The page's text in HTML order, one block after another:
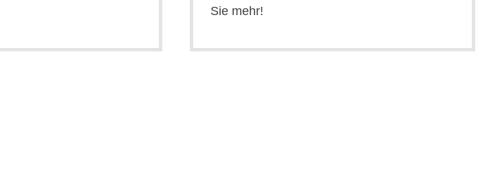
Sie mehr!